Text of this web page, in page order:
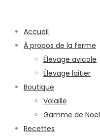
Accueil
À propos de la ferme
Élevage avicole
Élevage laitier
Boutique
Volaille
Gamme de Noël
Recettes